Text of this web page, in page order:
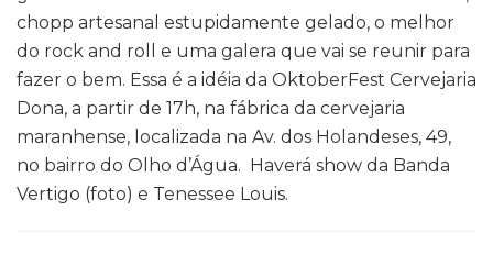
chopp artesanal estupidamente gelado, o melhor
do rock and roll e uma galera que vai se reunir para
fazer o bem. Essa é a idéia da OktoberFest Cervejaria
Dona, a partir de 17h, na fábrica da cervejaria
maranhense, localizada na Av. dos Holandeses, 49,
no bairro do Olho d’Água. Haverá show da Banda
Vertigo (foto) e Tenessee Louis.